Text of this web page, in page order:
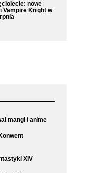
nowe
Vampire Knight w
mangi i anime
XIV